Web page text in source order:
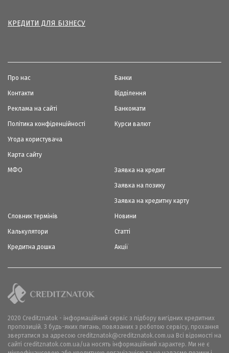
КРЕДИТИ ДЛЯ БІЗНЕСУ
Про нас
Контакти
Реклама на сайті
Політика конфіденційності
Угода користувача
Карта сайту
Банки
Відділення
Банкомати
Курси валют
МФО Заявка на кредит
Заявка на позику
Заявка на кредитну карту
Словник термінів
Калькулятори
Кредитна дошка
Новини
Статті
Акції
2020 Creditznatok - інформаційний сервіс з підбору вигідних кредитних
пропозицій. З будь-яких питань, повязаних з роботою сервісу, прохання
звертатися за адресою creditznatok@creditznatok.com.ua Всі відомості на
сайті creditznatok.com.ua/ua носять інформаційний характер. Ми не є